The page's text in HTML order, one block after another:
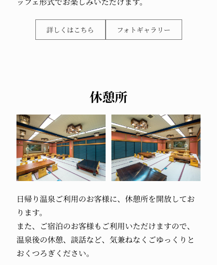
詳しくはこちら フォトギャラリー
休憩所
日帰り温泉ご利用のお客様に、休憩所を開放してお
ります。
また、ご宿泊のお客様もご利用いただけますので、
温泉後の休憩、談話など、気兼ねなくごゆっくりと
おくつろぎください。